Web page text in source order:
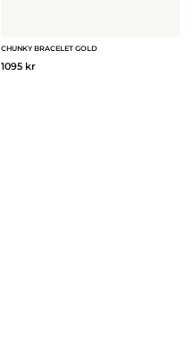
CHUNKY BRACELET GOLD
1095 kr